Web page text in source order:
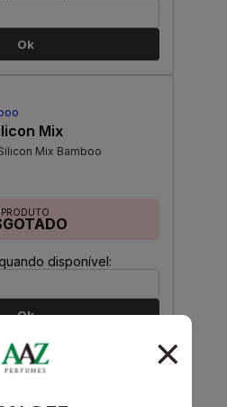
Ok
Mix
Mix Bamboo
PRODUTO
disponível:
Ok
1 próximo